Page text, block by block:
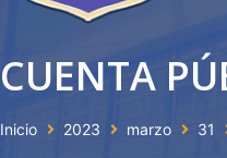
CUENTA
Inicio 2023 marzo 31